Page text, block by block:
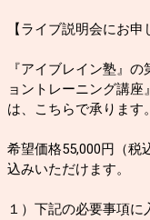
【ライブ説明会にお申
『アイブレイン塾』
ョントレーニング講
は、こちらで承ります。
希望価格55,000円（税
込みいただけます。
１）下記の必要事項